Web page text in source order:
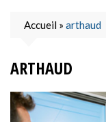
Accueil » arthaud
ARTHAUD